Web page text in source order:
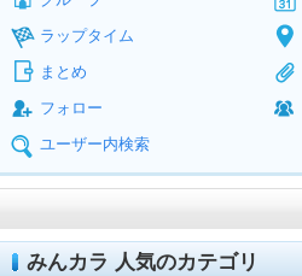
ラップタイム
まとめ
フォロー
ユーザー内検索
みんカラ 人気のカテゴリ